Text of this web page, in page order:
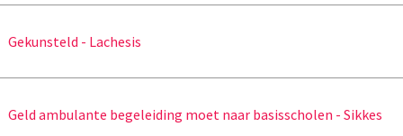
Gekunsteld - Lachesis
Geld ambulante begeleiding moet naar basisscholen - Sikkes